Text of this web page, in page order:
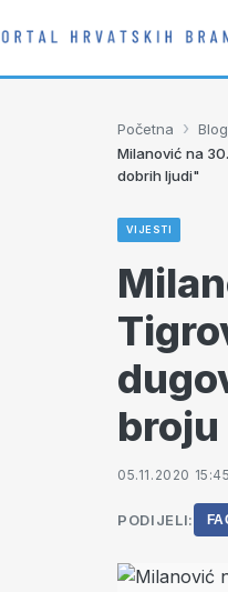
Početna › Blog
Milanović na
dobrih ljudi"
VIJESTI
05.11.2020
PODIJELI: